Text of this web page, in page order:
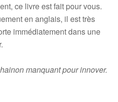
ce livre est fait pour vous.
en anglais, il est très
immédiatement dans une
manquant pour innover.